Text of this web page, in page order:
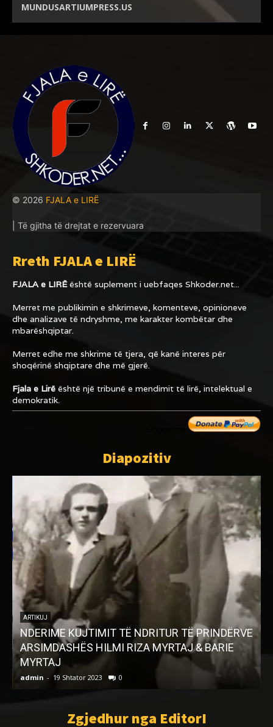
MUNDUSARTIUMPRESS.US
© 2026 FJALA e LIRË
| Të gjitha të drejtat e rezervuara
Rreth FJALA e LIRË
FJALA e LIRËështë suplement i uebfaqes Shkoder.net...
Merret me publikimin e shkrimeve, komenteve, opinioneve
dhe analizave të ndryshme, me karakter kombëtar dhe
mbarëshqiptar.
Merret edhe me shkrime të tjera, që kanë interes për
shoqërinë shqiptare dhe më gjerë.
Fjala e Lirë është një tribunë e mendimit të lirë, intelektual e
demokratik.
Diapozitiv
ARTIKUJ
NDERIME KUJTIMIT TË NDRITUR TË PRINDËRVE
ARSIMDASHËS HILMI RIZA MYRTAJ & BARIE
MYRTAJ
admin - 19 Shtator 2023 0
Zgjedhur nga EditorI